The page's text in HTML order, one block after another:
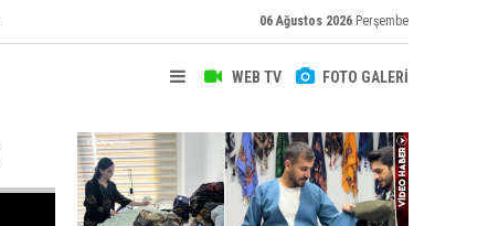
06 Ağustos 2026 Perşembe
WEB TV FOTO GALERİ